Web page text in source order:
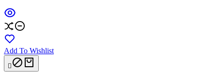
Add To Wishlist
